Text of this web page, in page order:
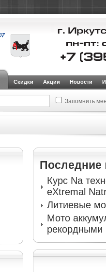
Скидки Акции Новости
Запомнить
Последние
Курс Na
eXtremal
Литиевые
Мото
рекордными